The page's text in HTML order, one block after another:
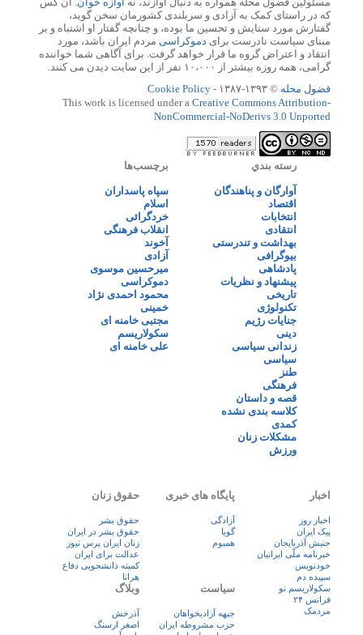
که در راستای کمک به آزادی و سربلندی کشورمان سخن گوید،
گفتارش مورد ستایش و تحسین ما بوده، و چنانچه گفتار او اشتباه و بر
مبنای سیاست نادرست برای دموکراسی مردم ایران باشد، مورد
انتقاد و اعتراض گروه ما قرار خواهد گرفت. برای آگاهی شما خواننده
گرامی، همه روزه بیشتر از ۱۰،۰۰۰ نفر از این سایت دیدن می کنند.
فضول محله © ۱۳۹۳-۱۳۸۷ -
Cookie Policy
This work is licensed under a Creative Commons Attribution-
NonCommercial-NoDerivs 3.0 Unported
رسته بندي
آوارگان و پناهندگان
اقتصاد
انتخابات
انتقادی
بهداشت و تندرستی
بیوگرافی
پادشاهی
پیشنهاد و نظریات
تاریخی
تکنولوژی
جنایات رژیم
دینی
زندانی سیاسی
سیاسی
طنز
فرهنگی
قصه و داستان
کلاسه بندی نشده
کمدی
مشکلات زنان
ورزش
برچسب‌ها
سپاه پاسداران
اسلام
خردگرائی
انقلاب فرهنگی
آخوند
آزادی
میرحسین موسوی
دموکراسی
محمود احمدی نژاد
خمینی
مجتبی خامنه ای
سکولاریسم
علی خامنه ای
اخبار
اخبار روز
پيک ايران
جنبش آذربایجان
خبرنامه ملّی ایرانیان
خودنویس
سپیده دم
سکولاریسم نو
فرانس ۲۴
مردمک
پایگاه های خبری
آزادگی
گویا
همبوم
حقوق زنان
حقوق بشر
حقوق بشر در ایران
زنان ايران پرس نيوز
عدالت برای ایران
کمیته دانشجویی دفاع
هرانا
سیاست
جبهه آزادیخواهان
حزب مشروطه ایران
وبلاگ
آذرخش
اصغر ارسنگ